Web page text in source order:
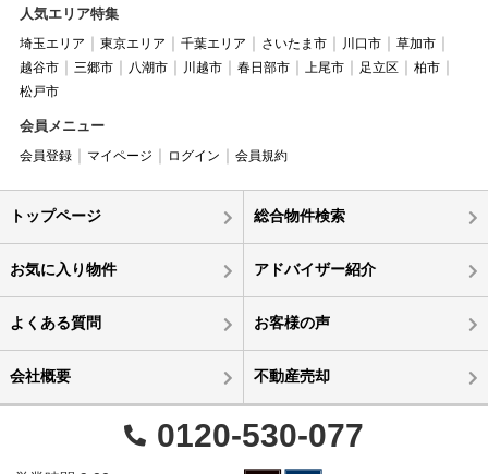
人気エリア特集
埼玉エリア 東京エリア 千葉エリア さいたま市 川口市
草加市
越谷市
三郷市 八潮市 川越市 春日部市 上尾市 足立区
柏市
松戸市
会員メニュー
会員登録 マイページ ログイン 会員規約
トップページ 総合物件検索
お気に入り物件 アドバイザー紹介
よくある質問 お客様の声
会社概要 不動産売却
0120-530-077